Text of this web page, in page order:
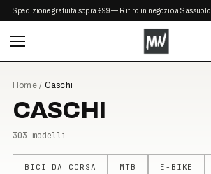
Spedizione gratuita sopra €99 — Ritiro in negozio a Sassuolo
Home/ Caschi
CASCHI
303 modelli
BICI DA CORSA MTB E-BIKE